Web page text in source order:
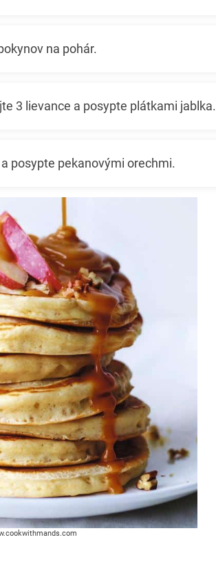
na pohár.
3 lievance a posypte plátkami jablka.
posypte pekanovými orechmi.